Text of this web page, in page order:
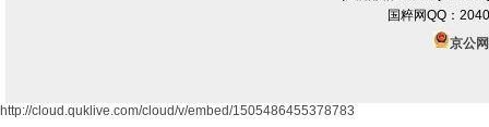
国粹网QQ：
京公
http://cloud.quklive.com/cloud/v/embed/1505486455378783